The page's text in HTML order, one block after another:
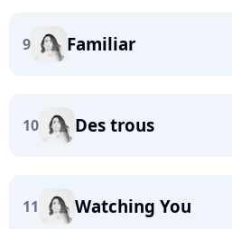
9 Familiar
10 Des trous
11 Watching You